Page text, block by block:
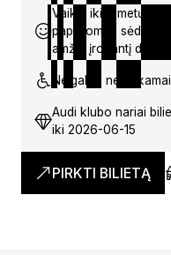
Vaikai iki 6 metų
papildomos
amžių įrodantį
Neįgalieji
Audi klubo nariai
iki 2026-06-15
PIRKTI BILIETĄ